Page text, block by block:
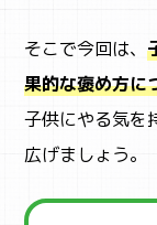
そこで今回は、
果的な褒め方に
子供にやる気を
広げましょう。